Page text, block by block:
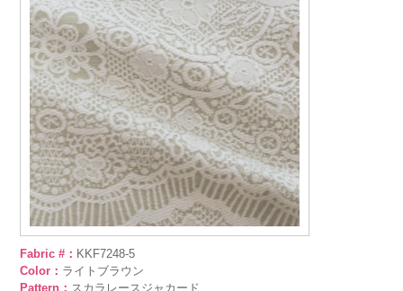
Fabric #： KKF7248-5
Color： ライトブラウン
Pattern： スカラレースジャカード